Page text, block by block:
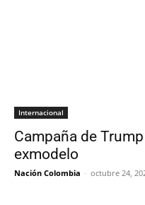
Internacional
Campaña de
exmodelo
Nación Colombia - octubre 24,